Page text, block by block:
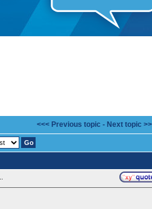
<<< Previous topic - Next topic